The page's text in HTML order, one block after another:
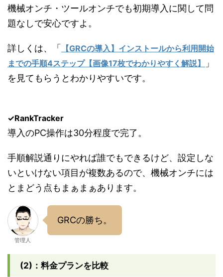
機械オンチ・ツールオンチでも初期導入に関して問
題なしで安心ですよ。
詳しくは、「 【GRCの導入】インストールから利用開始
までの手順4ステップ【画像17枚でわかりやすく解説】
」
を見てもらうとわかりやすいです。
✓RankTracker
導入のPC操作は30分程度で完了。
手順解説通りにやれば誰でもできるけど、設定しな
いといけない項目が複数あるので、機械オンチには
とまどう点もまぁまぁあります。
管理人
GRCの勝ち。
(2)：料金プランを比較